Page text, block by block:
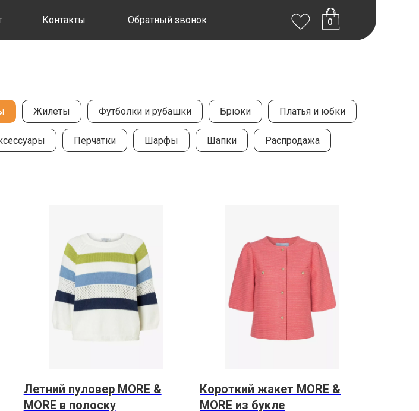
Обратный звонок 0
Контакты
Жилеты Футболки и рубашки Брюки Платья и юбки
Перчатки Шарфы Шапки Распродажа
Летний пуловер MORE &
MORE в полоску
Короткий жакет MORE &
MORE из букле